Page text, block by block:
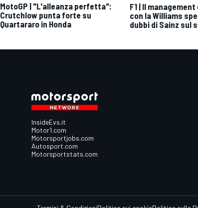
MotoGP | "L'alleanza perfetta":
Crutchlow punta forte su
Quartararo in Honda
F1 | Il
con la Williams
dubbi di Sainz sul
InsideEvs.it
Motor1.com
Motorsportjobs.com
Autosport.com
Motorsportstats.com